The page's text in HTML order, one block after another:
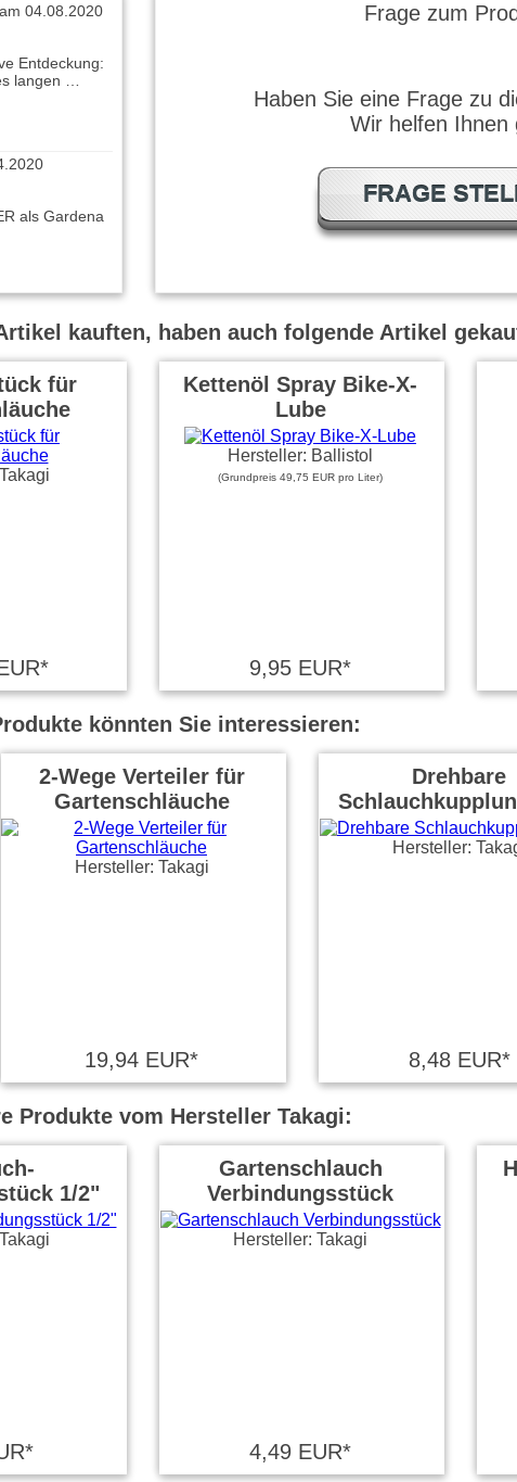
04.08.2020
Entdeckung:
langen …
als Gardena
Frage zum
Haben Sie eine Frage zu
Wir helfen Ihnen
FRAGE
kauften, haben auch folgende Artikel
für
Kettenöl Spray Bike-X-
Lube
Hersteller: Ballistol
(Grundpreis 49,75 EUR pro Liter)
9,95 EUR*
könnten Sie interessieren:
2-Wege Verteiler für
Gartenschläuche
Hersteller: Takagi
19,94 EUR*
Drehbare
Hersteller:
8,48 EUR*
Produkte vom Hersteller Takagi:
1/2"
Gartenschlauch
Verbindungsstück
Hersteller: Takagi
4,49 EUR*